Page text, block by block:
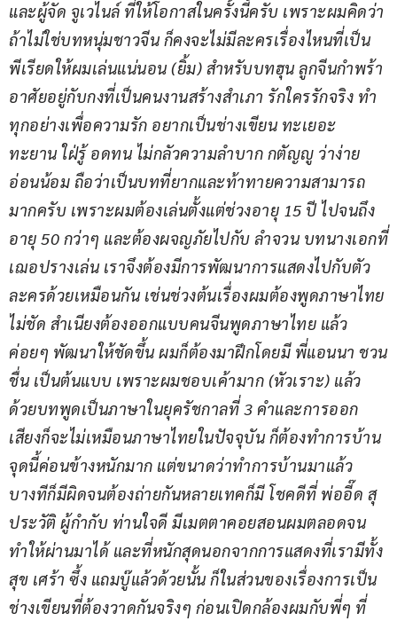
และผู้จัด จูเวไนล์ ที่ให้โอกาสในครั้งนี้ครับ เพราะผมคิดว่า
ถ้าไม่ใช่บทหนุ่มชาวจีน ก็คงจะไม่มีละครเรื่องไหนที่เป็น
พีเรียดให้ผมเล่นแน่นอน (ยิ้ม) สำหรับบทฮุน ลูกจีนกำพร้า
อาศัยอยู่กับกงที่เป็นคนงานสร้างสำเภา รักใครรักจริง ทำ
ทุกอย่างเพื่อความรัก อยากเป็นช่างเขียน ทะเยอะ
ทะยาน ใฝ่รู้ อดทน ไม่กลัวความลำบาก กตัญญู ว่าง่าย
อ่อนน้อม ถือว่าเป็นบทที่ยากและท้าทายความสามารถ
มากครับ เพราะผมต้องเล่นตั้งแต่ช่วงอายุ 15 ปี ไปจนถึง
อายุ 50 กว่าๆ และต้องผจญภัยไปกับ ลำจวน บทนางเอกที่
เฌอปรางเล่น เราจึงต้องมีการพัฒนาการแสดงไปกับตัว
ละครด้วยเหมือนกัน เช่นช่วงต้นเรื่องผมต้องพูดภาษาไทย
ไม่ชัด สำเนียงต้องออกแบบคนจีนพูดภาษาไทย แล้ว
ค่อยๆ พัฒนาให้ชัดขึ้น ผมก็ต้องมาฝึกโดยมี พี่แอนนา ชวน
ชื่น เป็นต้นแบบ เพราะผมชอบเค้ามาก (หัวเราะ) แล้ว
ด้วยบทพูดเป็นภาษาในยุครัชกาลที่ 3 คำและการออก
เสียงก็จะไม่เหมือนภาษาไทยในปัจจุบัน ก็ต้องทำการบ้าน
จุดนี้ค่อนข้างหนักมาก แต่ขนาดว่าทำการบ้านมาแล้ว
บางทีก็มีผิดจนต้องถ่ายกันหลายเทคก็มี โชคดีที่ พ่ออี๊ด สุ
ประวัติ ผู้กำกับ ท่านใจดี มีเมตตาคอยสอนผมตลอดจน
ทำให้ผ่านมาได้ และที่หนักสุดนอกจากการแสดงที่เรามีทั้ง
สุข เศร้า ซึ้ง แถมบู๊แล้วด้วยนั้น ก็ในส่วนของเรื่องการเป็น
ช่างเขียนที่ต้องวาดกันจริงๆ ก่อนเปิดกล้องผมกับพี่ๆ ที่